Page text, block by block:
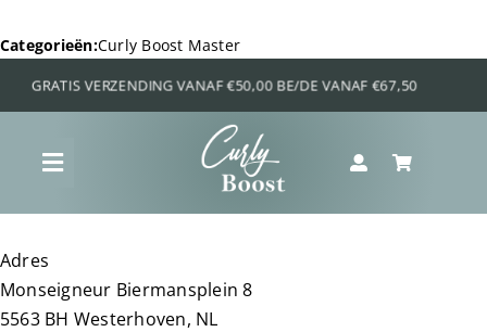
naar
Categorieën:Curly Boost Master
Toggle
Curly Boost Voordeel Bundels
Adres
Monseigneur Biermansplein 8
5563 BH Westerhoven, NL